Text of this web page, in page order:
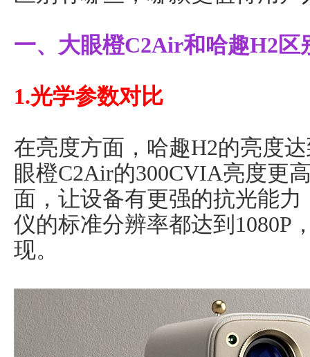
一、大眼橙C2Air和哈趣H2区
1.光学参数对比
在亮度方面，哈趣H2的亮度
眼橙C2Air的300CVIA亮度更
面，让设备有更强的抗光能
仪的标准分辨率都达到1080P
现。